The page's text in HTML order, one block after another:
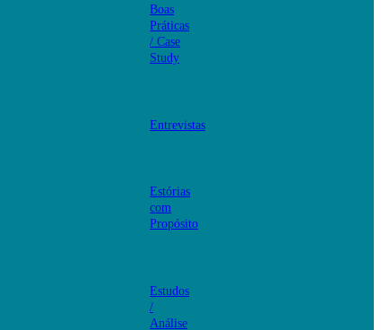
Boas
Práticas
/ Case
Study
Entrevistas
Estórias
com
Propósito
Estudos
/
Análise